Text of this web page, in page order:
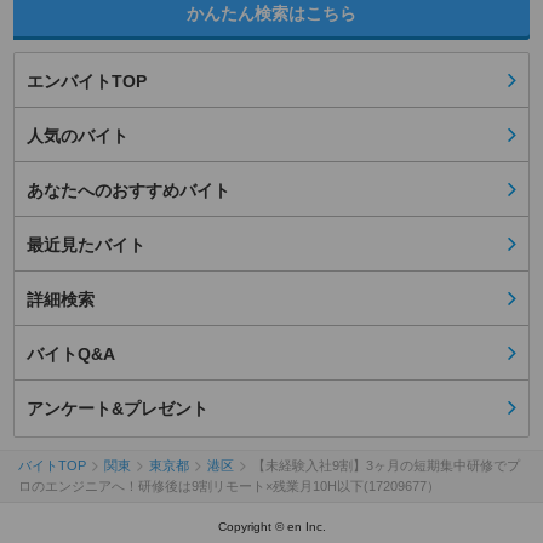
かんたん検索はこちら
エンバイトTOP
人気のバイト
あなたへのおすすめバイト
最近見たバイト
詳細検索
バイトQ&A
アンケート&プレゼント
バイトTOP 関東 東京都 港区
【未経験入社9割】3ヶ月の短期集中研修でプ
ロのエンジニアへ！研修後は9割リモート×残業月10H以下(17209677）
Copyright © en Inc.